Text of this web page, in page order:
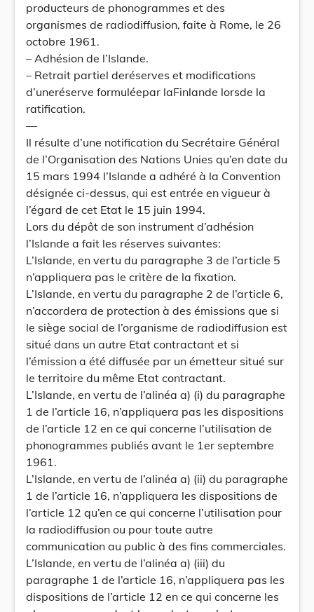
producteurs de phonogrammes et des
organismes de radiodiffusion, faite à Rome, le 26
octobre 1961.
– Adhésion de l’Islande.
– Retrait partiel deréserves et modifications
d’uneréserve formuléepar laFinlande lorsde la
ratification.
—
Il résulte d’une notification du Secrétaire Général
de l’Organisation des Nations Unies qu’en date du
15 mars 1994 l’Islande a adhéré à la Convention
désignée ci-dessus, qui est entrée en vigueur à
l’égard de cet Etat le 15 juin 1994.
Lors du dépôt de son instrument d’adhésion
l’Islande a fait les réserves suivantes:
L’Islande, en vertu du paragraphe 3 de l’article 5
n’appliquera pas le critère de la fixation.
L’Islande, en vertu du paragraphe 2 de l’article 6,
n’accordera de protection à des émissions que si
le siège social de l’organisme de radiodiffusion est
situé dans un autre Etat contractant et si
l’émission a été diffusée par un émetteur situé sur
le territoire du même Etat contractant.
L’Islande, en vertu de l’alinéa a) (i) du paragraphe
1 de l’article 16, n’appliquera pas les dispositions
de l’article 12 en ce qui concerne l’utilisation de
phonogrammes publiés avant le 1er septembre
1961.
L’Islande, en vertu de l’alinéa a) (ii) du paragraphe
1 de l’article 16, n’appliquera les dispositions de
l’article 12 qu’en ce qui concerne l’utilisation pour
la radiodiffusion ou pour toute autre
communication au public à des fins commerciales.
L’Islande, en vertu de l’alinéa a) (iii) du
paragraphe 1 de l’article 16, n’appliquera pas les
dispositions de l’article 12 en ce qui concerne les